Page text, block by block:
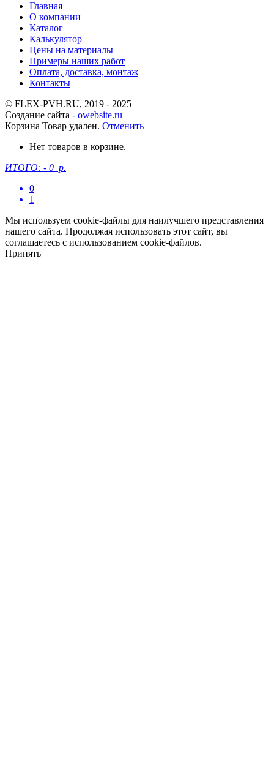
Главная
О компании
Каталог
Калькулятор
Цены на материалы
Примеры наших работ
Оплата, доставка, монтаж
Контакты
© FLEX-PVH.RU, 2019 - 2025
Создание сайта - owebsite.ru
Корзина Товар удален. Отменить
Нет товаров в корзине.
ИТОГО: - 0 р.
0
1
Мы используем cookie-файлы для наилучшего представления
нашего сайта. Продолжая использовать этот сайт, вы
соглашаетесь с использованием cookie-файлов.
Принять